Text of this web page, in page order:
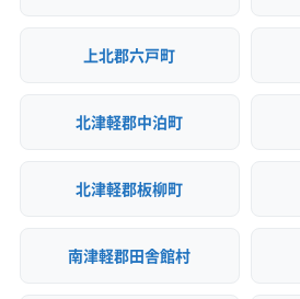
上北郡六戸町
北津軽郡中泊町
北津軽郡板柳町
南津軽郡田舎館村